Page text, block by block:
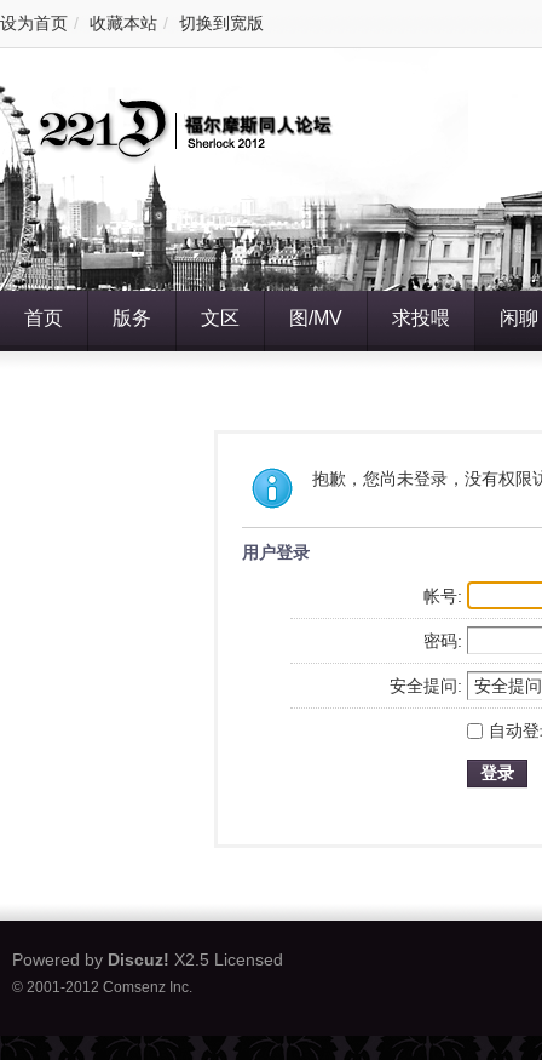
设为首页 / 收藏本站 / 切换到宽版
首页 版务 文区 图/MV 求投喂 闲聊
抱歉，您尚未登录，没有权限
用户登录
帐号:
密码:
安全提问:
自动
登录
Powered by Discuz! X2.5 Licensed
© 2001-2012 Comsenz Inc.